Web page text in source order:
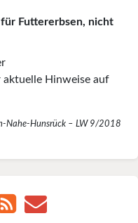
Futtererbsen, nicht
aktuelle Hinweise auf
Nahe-Hunsrück – LW 9/2018